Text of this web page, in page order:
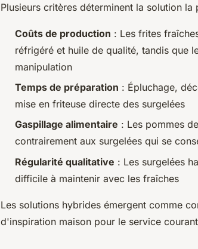
Plusieurs critères déterminent la solution
Coûts de production : Les frites
réfrigéré et huile de qualité, tandis que
manipulation
Temps de préparation : Épluchage,
mise en friteuse directe des surgelées
Gaspillage alimentaire : Les pommes
contrairement aux surgelées qui se
Régularité qualitative : Les surgelées
difficile à maintenir avec les fraîches
Les solutions hybrides émergent comme
d'inspiration maison pour le service